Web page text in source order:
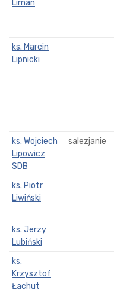
Liman
ks. Marcin
Lipnicki
ks. Wojciech
Lipowicz
SDB
salezjanie
ks. Piotr
Liwiński
ks. Jerzy
Lubiński
ks.
Krzysztof
Łachut